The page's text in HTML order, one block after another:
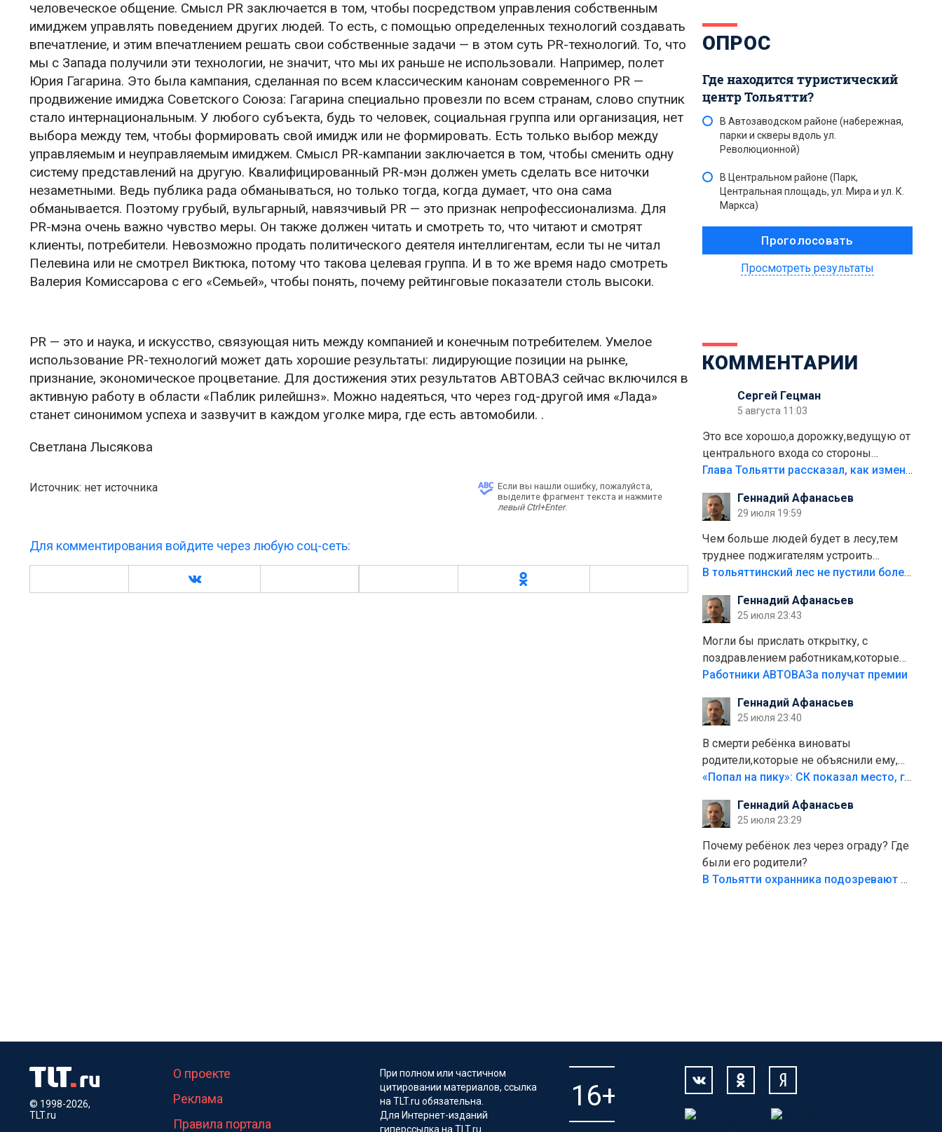
человеческое общение. Смысл PR заключается в том, чтобы посредством управления собственным
имиджем управлять поведением других людей. То есть, с помощью определенных технологий создавать
впечатление, и этим впечатлением решать свои собственные задачи — в этом суть PR-технологий. То, что
мы с Запада получили эти технологии, не значит, что мы их раньше не использовали. Например, полет
Юрия Гагарина. Это была кампания, сделанная по всем классическим канонам современного PR —
продвижение имиджа Советского Союза: Гагарина специально провезли по всем странам, слово спутник
стало интернациональным. У любого субъекта, будь то человек, социальная группа или организация, нет
выбора между тем, чтобы формировать свой имидж или не формировать. Есть только выбор между
управляемым и неуправляемым имиджем. Смысл PR-кампании заключается в том, чтобы сменить одну
систему представлений на другую. Квалифицированный PR-мэн должен уметь сделать все ниточки
незаметными. Ведь публика рада обманываться, но только тогда, когда думает, что она сама
обманывается. Поэтому грубый, вульгарный, навязчивый PR — это признак непрофессионализма. Для
PR-мэна очень важно чувство меры. Он также должен читать и смотреть то, что читают и смотрят
клиенты, потребители. Невозможно продать политического деятеля интеллигентам, если ты не читал
Пелевина или не смотрел Виктюка, потому что такова целевая группа. И в то же время надо смотреть
Валерия Комиссарова с его «Семьей», чтобы понять, почему рейтинговые показатели столь высоки.
PR — это и наука, и искусство, связующая нить между компанией и конечным потребителем. Умелое
использование PR-технологий может дать хорошие результаты: лидирующие позиции на рынке,
признание, экономическое процветание. Для достижения этих результатов АВТОВАЗ сейчас включился в
активную работу в области «Паблик рилейшнз». Можно надеяться, что через год-другой имя «Лада»
станет синонимом успеха и зазвучит в каждом уголке мира, где есть автомобили. .
Светлана Лысякова
Источник: нет источника
Если вы нашли ошибку, пожалуйста,
выделите фрагмент текста и нажмите
левый Ctrl+Enter.
Для комментирования войдите через любую соц-сеть:
ОПРОС
Где находится туристический
центр Тольятти?
В Автозаводском районе (набережная,
парки и скверы вдоль ул.
Революционной)
В Центральном районе (Парк,
Центральная площадь, ул. Мира и ул. К.
Маркса)
Просмотреть результаты
КОММЕНТАРИИ
Сергей Гецман
5 августа 11:03
Это все хорошо,а дорожку,ведущую от
центрального входа со стороны
кафе"Мираж" к аттракционам слабо
плитки не хватило,т.к.осенью и зимой
лежала в парке и испортилась.Да
еще,видимо,часть украли.
Глава Тольятти рассказал, как изменится парк Центрального района
Геннадий Афанасьев
29 июля 19:59
Чем больше людей будет в лесу,тем
труднее поджигателям устроить
пожар.Тех кто разводит костры,тех
полно стоит,почему водители всё
равно едут в лес? Штрафы мизерные.
В тольяттинский лес не пустили более тысячи автомобилей
Геннадий Афанасьев
25 июля 23:43
Могли бы прислать открытку, с
поздравлением работникам,которые
больше сорока лет отработали на
Работники АВТОВАЗа получат премии
Геннадий Афанасьев
25 июля 23:40
В смерти ребёнка виноваты
родители,которые не объяснили ему,
что такое хорошо и что такое плохо!
безумия,есть же калитка,ворота!
Жалко ребёнка,но он сам выбрал свою
судьбу.
«Попал на пику»: СК показал место, где был смертельно травмирован ребенок в Тольятти
Геннадий Афанасьев
25 июля 23:29
Почему ребёнок лез через ограду? Где
были его родители?
В Тольятти охранника подозревают в причинении смерти ребенку
© 1998-2026,
TLT.ru
О проекте
Реклама
Правила портала
При полном или частичном
цитировании материалов, ссылка
на TLT.ru обязательна.
Для Интернет-изданий
гиперссылка на TLT.ru